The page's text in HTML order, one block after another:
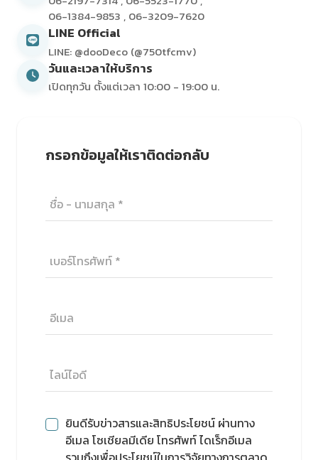
06-1384-9853 , 06-3209-7620
LINE Official
LINE: @dooDeco (@750tfcmv)
วันและเวลาให้บริการ
เปิดทุกวัน ตั้งแต่เวลา 10:00 - 19:00 น.
กรอกข้อมูลให้เราติดต่อกลับ
ยินดีรับข่าวสารและสิทธิประโยชน์ ผ่านทาง
อีเมล โซเชียลมีเดีย โทรศัพท์ ไดเร็กอีเมล